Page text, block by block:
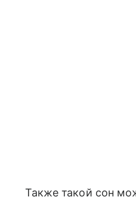
Также такой сон